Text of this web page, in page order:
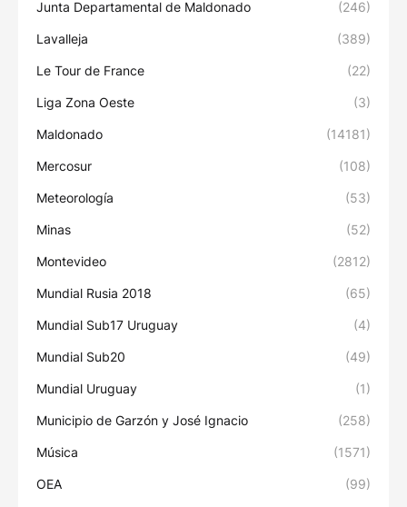
Junta Departamental de Maldonado (246)
Lavalleja (389)
Le Tour de France (22)
Liga Zona Oeste (3)
Maldonado (14181)
Mercosur (108)
Meteorología (53)
Minas (52)
Montevideo (2812)
Mundial Rusia 2018 (65)
Mundial Sub17 Uruguay (4)
Mundial Sub20 (49)
Mundial Uruguay (1)
Municipio de Garzón y José Ignacio (258)
Música (1571)
OEA (99)